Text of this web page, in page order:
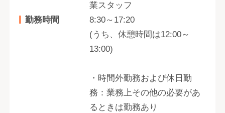
業スタッフ
勤務時間
8:30～17:20
(うち、休憩時間は12:00～
13:00)
・時間外勤務および休日勤
務：業務上その他の必要があ
るときは勤務あり